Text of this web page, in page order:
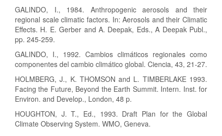
GALINDO, I., 1984. Anthropogenic aerosols and their
regional scale climatic factors. In: Aerosols and their Climatic
Effects. H. E. Gerber and A. Deepak, Eds., A Deepak Publ.,
pp. 245-259.
GALINDO, I., 1992. Cambios climáticos regionales como
componentes del cambio climático global. Ciencia, 43, 21-27.
HOLMBERG, J., K. THOMSON and L. TIMBERLAKE 1993.
Facing the Future, Beyond the Earth Summit. Intern. Inst. for
Environ. and Develop., London, 48 p.
HOUGHTON, J. T., Ed., 1993. Draft Plan for the Global
Climate Observing System. WMO, Geneva.